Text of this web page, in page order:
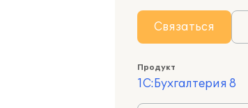
Связаться
Продукт
1С:Бухгалтерия 8